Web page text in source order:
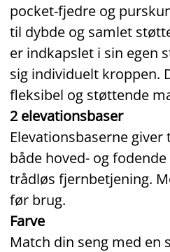
pocket‑fjedre og
til dybde og samlet
er indkapslet i sin egen
sig individuelt kroppen.
fleksibel og støttende
2 elevationsbaser
Elevationsbaserne
både hoved- og
trådløs fjernbetjening.
før brug.
Farve
Match din seng med en